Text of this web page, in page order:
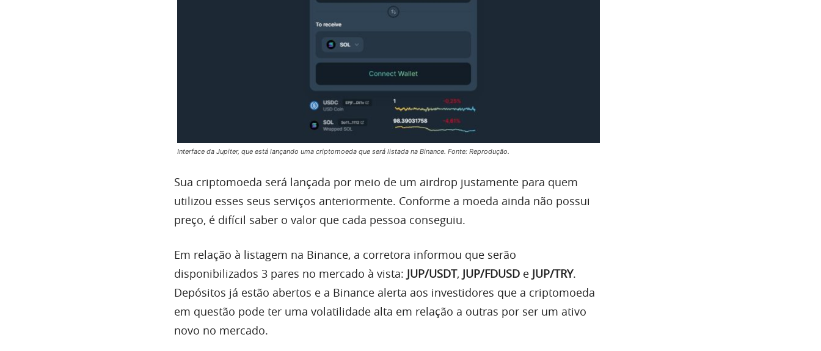
Interface da Jupiter, que está lançando uma criptomoeda que será listada na Binance. Fonte: Reprodução.
Sua criptomoeda será lançada por meio de um airdrop justamente para quem
utilizou esses seus serviços anteriormente. Conforme a moeda ainda não possui
preço, é difícil saber o valor que cada pessoa conseguiu.
Em relação à listagem na Binance, a corretora informou que serão
disponibilizados 3 pares no mercado à vista: JUP/USDT, JUP/FDUSD e JUP/TRY.
Depósitos já estão abertos e a Binance alerta aos investidores que a criptomoeda
em questão pode ter uma volatilidade alta em relação a outras por ser um ativo
novo no mercado.